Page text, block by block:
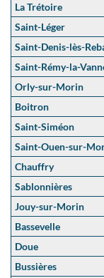
La Trétoire
Saint-Léger
Saint-Denis-lès-
Saint-Rémy-la-
Orly-sur-Morin
Boitron
Saint-Siméon
Saint-Ouen-sur-
Chauffry
Sablonnières
Jouy-sur-Morin
Bassevelle
Doue
Bussières